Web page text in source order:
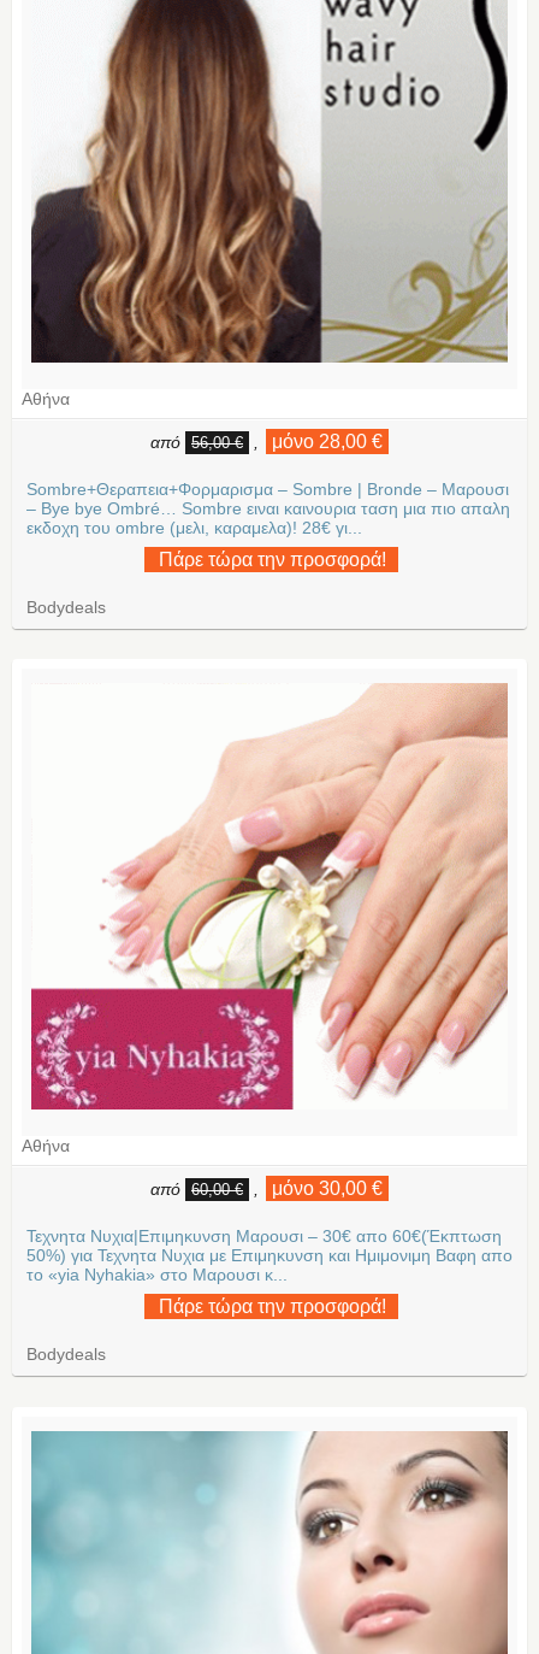
Αθήνα
από 56,00 € μόνο 28,00 €
Sombre+Θεραπεια+Φορμαρισμα – Sombre | Bronde – Μαρουσι
– Bye bye Ombré… Sombre ειναι καινουρια ταση μια πιο απαλη
εκδοχη του ombre (μελι, καραμελα)! 28€ γι...
Πάρε τώρα την προσφορά!
Bodydeals
Αθήνα
από 60,00 € μόνο 30,00 €
Τεχνητα Νυχια|Επιμηκυνση Μαρουσι – 30€ απο 60€(Έκπτωση
50%) για Τεχνητα Νυχια με Επιμηκυνση και Ημιμονιμη Βαφη απο
το «yia Nyhakia» στο Μαρουσι κ...
Πάρε τώρα την προσφορά!
Bodydeals